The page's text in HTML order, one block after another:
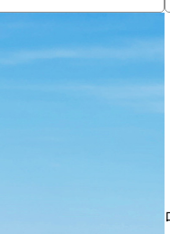
トレーダーヴィッ